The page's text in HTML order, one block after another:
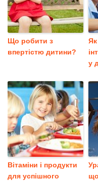
Що робити з
впертістю дитини?
Як
у
Вітаміни і продукти
для успішного